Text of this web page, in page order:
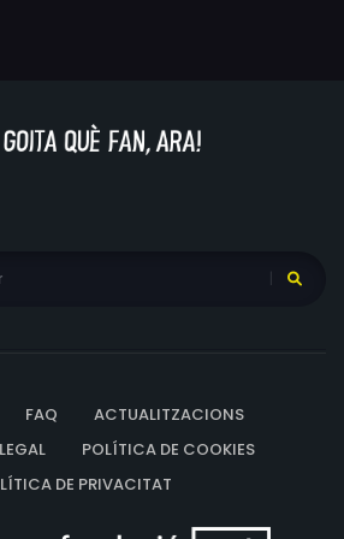
decidit començar a fer-ho,
que sorgeixen del
FAQ
ACTUALITZACIONS
POLÍTICA DE COOKIES
DE PRIVACITAT